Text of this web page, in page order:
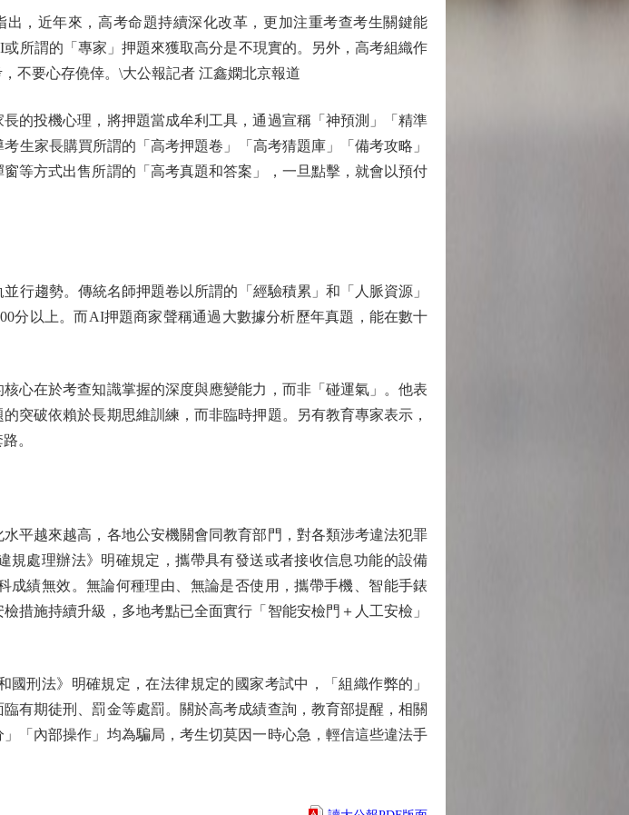
，近年來，高考命題持續深化改革，更加注重考查考生關鍵能
所謂的「專家」押題來獲取高分是不現實的。另外，高考組織作
不要心存僥倖。\大公報記者 江鑫嫻北京報道
投機心理，將押題當成牟利工具，通過宣稱「神預測」「精準
生家長購買所謂的「高考押題卷」「高考猜題庫」「備考攻略」
等方式出售所謂的「高考真題和答案」，一旦點擊，就會以預付
趨勢。傳統名師押題卷以所謂的「經驗積累」和「人脈資源」
分以上。而AI押題商家聲稱通過大數據分析歷年真題，能在數十
在於考查知識掌握的深度與應變能力，而非「碰運氣」。他表
突破依賴於長期思維訓練，而非臨時押題。另有教育專家表示，
。
越來越高，各地公安機關會同教育部門，對各類涉考違法犯罪
處理辦法》明確規定，攜帶具有發送或者接收信息功能的設備
績無效。無論何種理由、無論是否使用，攜帶手機、智能手錶
措施持續升級，多地考點已全面實行「智能安檢門＋人工安檢」
法》明確規定，在法律規定的國家考試中，「組織作弊的」
有期徒刑、罰金等處罰。關於高考成績查詢，教育部提醒，相關
「內部操作」均為騙局，考生切莫因一時心急，輕信這些違法手